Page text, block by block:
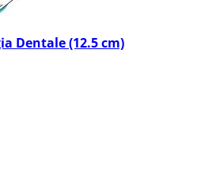
Dentale (12.5 cm)